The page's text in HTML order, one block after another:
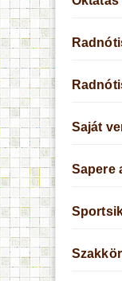
Saját
Sapere
Szakkör